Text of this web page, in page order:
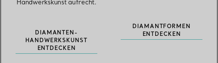
Handwerkskunst aufrecht.
DIAMANTEN-
HANDWERKSKUNST
ENTDECKEN
DIAMANTFORMEN
ENTDECKEN